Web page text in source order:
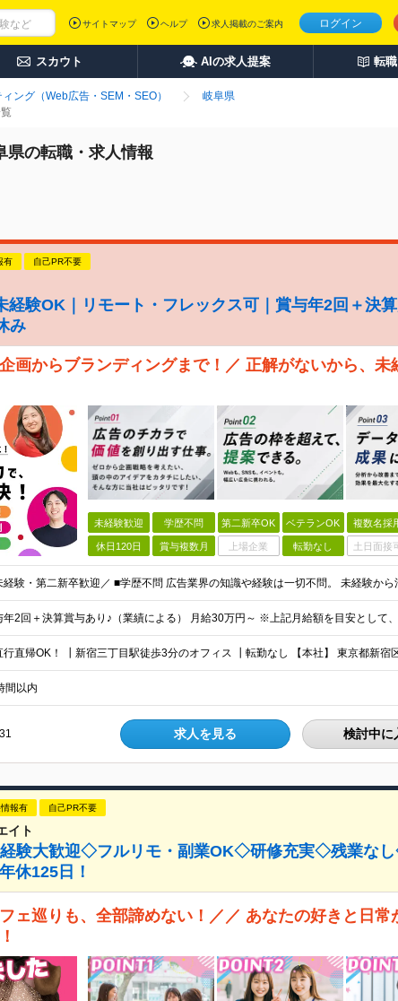
ログイン
サイトマップ ヘルプ 求人掲載のご案内
スカウト AIの求人提案 転
ング（Web広告・SEM・SEO）
岐阜県
県の転職・求人情報
有 自己PR不要
経験OK｜リモート・フレックス可｜賞与年2回＋決
み
画からブランディングまで！／ 正解がないから、未
未経験歓迎 学歴不問 第二新卒OK ベテランOK 複数名採
休日120日 賞与複数月 上場企業 転勤なし 土日面接可
間以内
求人を見る 検討中に
報有 自己PR不要
イト
験大歓迎◇フルリモ・副業OK◇研修充実◇残業な
休125日！
ェ巡りも、全部諦めない！／／ あなたの好きと日常